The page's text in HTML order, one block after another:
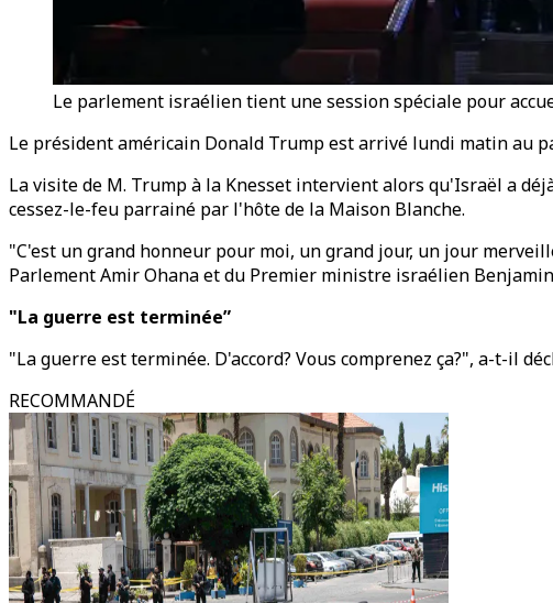
Le parlement israélien tient une session spéciale pour
Le président américain Donald Trump est arrivé lundi matin au
La visite de M. Trump à la Knesset intervient alors qu'Israël a
cessez-le-feu parrainé par l'hôte de la Maison Blanche.
"C'est un grand honneur pour moi, un grand jour, un jour
Parlement Amir Ohana et du Premier ministre israélien
"La guerre est terminée”
"La guerre est terminée. D'accord? Vous comprenez ça?", a-t-il
RECOMMANDÉ